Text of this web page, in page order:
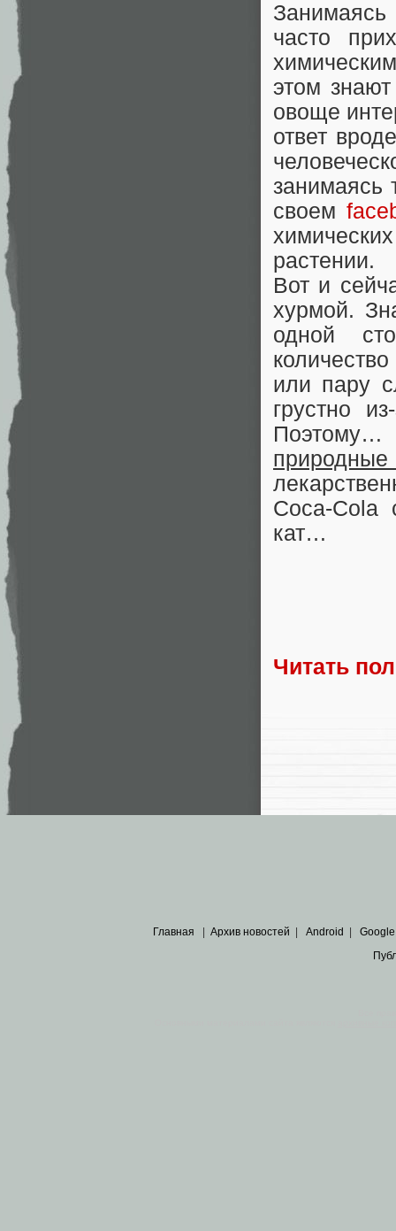
часто
этом
овоще
ответ
занимаясь
своем
растении.
Вот и
хурмой.
одной
или пару
грустно
природные
Coca-Cola
кат…
Читать
Главная Архив новостей Android Google